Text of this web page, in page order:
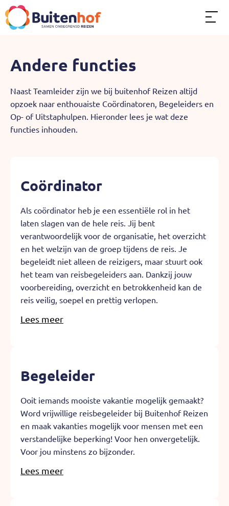
Dit kun je doen
Andere functies
FAQ's
Mijn Buitenhof
Andere functies
Naast Teamleider zijn we bij buitenhof Reizen altijd
opzoek naar enthouaiste Coördinatoren, Begeleiders en
Op- of Uitstaphulpen. Hieronder lees je wat deze
functies inhouden.
Coördinator
Als coördinator heb je een essentiële rol in het
laten slagen van de hele reis. Jij bent
verantwoordelijk voor de organisatie, het overzicht
en het welzijn van de groep tijdens de reis. Je
begeleidt niet alleen de reizigers, maar stuurt ook
het team van reisbegeleiders aan. Dankzij jouw
voorbereiding, overzicht en betrokkenheid kan de
reis veilig, soepel en prettig verlopen.
Lees meer
Begeleider
Ooit iemands mooiste vakantie mogelijk gemaakt?
Word vrijwillige reisbegeleider bij Buitenhof Reizen
en maak vakanties mogelijk voor mensen met een
verstandelijke beperking! Voor hen onvergetelijk.
Voor jou minstens zo bijzonder.
Lees meer